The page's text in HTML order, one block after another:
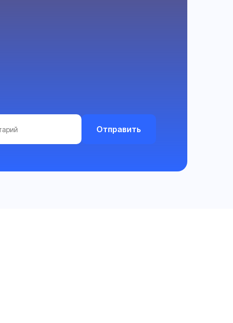
Отправить